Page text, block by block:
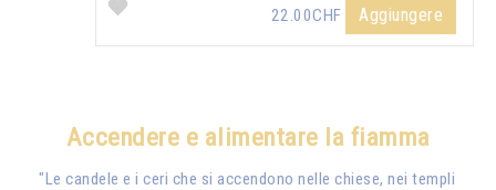
22.00CHF Aggiungere
Accendere e alimentare la fiamma
"Le candele e i ceri che si accendono nelle chiese, nei templi